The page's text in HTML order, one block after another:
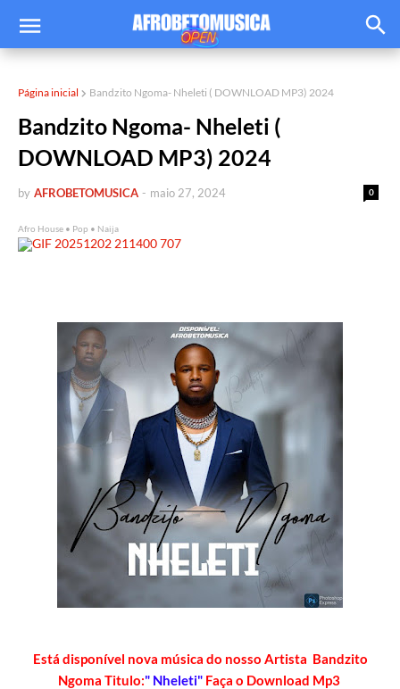
Página inicial Bandzito Ngoma- Nheleti ( DOWNLOAD MP3) 2024
Bandzito Ngoma- Nheleti (
DOWNLOAD MP3) 2024
by AFROBETOMUSICA 0
- maio 27, 2024
Afro House • Pop • Naija
Está disponível nova música do nosso Artista Bandzito
Ngoma Titulo:" Nheleti"Faça o Download Mp3